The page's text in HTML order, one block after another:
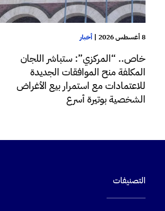
8 أغسطس 2026 | أخبار
خاص.. “المركزي”: ستباشر اللجان
المكلفة منح الموافقات الجديدة
للاعتمادات مع استمرار بيع الأغراض
الشخصية بوتيرة أسرع
التصنيفات